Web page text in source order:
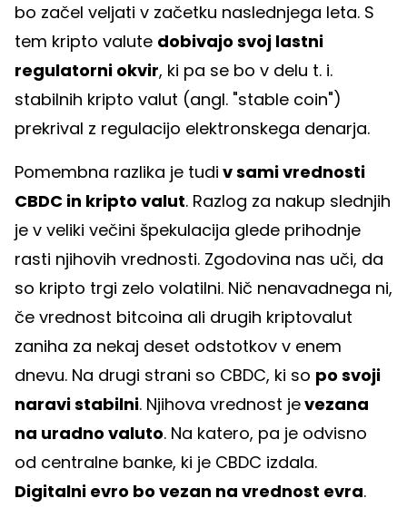
bo začel veljati v začetku naslednjega leta. S
tem kripto valute dobivajo svoj lastni
regulatorni okvir, ki pa se bo v delu t. i.
stabilnih kripto valut (angl. "stable coin")
prekrival z regulacijo elektronskega denarja.
Pomembna razlika je tudi v sami vrednosti
CBDC in kripto valut. Razlog za nakup slednjih
je v veliki večini špekulacija glede prihodnje
rasti njihovih vrednosti. Zgodovina nas uči, da
so kripto trgi zelo volatilni. Nič nenavadnega ni,
če vrednost bitcoina ali drugih kriptovalut
zaniha za nekaj deset odstotkov v enem
dnevu. Na drugi strani so CBDC, ki so po svoji
naravi stabilni. Njihova vrednost jevezana
na uradno valuto. Na katero, pa je odvisno
od centralne banke, ki je CBDC izdala.
Digitalni evro bo vezan na vrednost evra.